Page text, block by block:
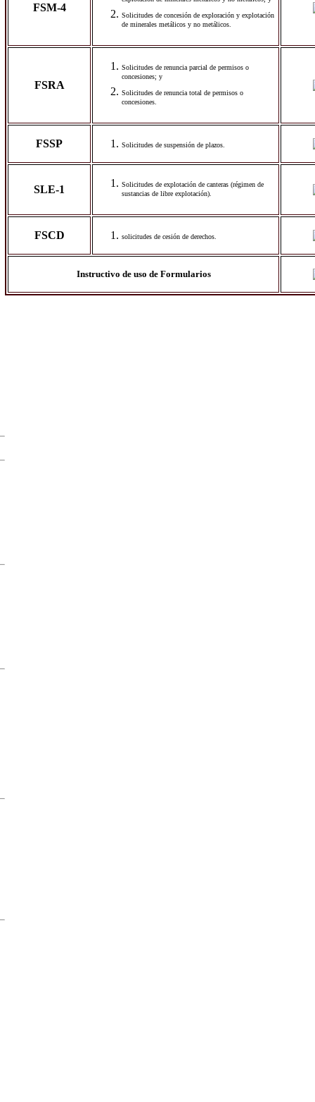
FSM-4
Solicitudes de concesión de exploración y explotación
de minerales metálicos y no metálicos.
FSRA
Solicitudes de renuncia parcial de permisos o
concesiones; y
Solicitudes de renuncia total de permisos o
concesiones.
FSSP Solicitudes de suspensión de plazos.
SLE-1 Solicitudes de explotación de canteras (régimen de
sustancias de libre explotación).
FSCD solicitudes de cesión de derechos.
Instructivo de uso de Formularios